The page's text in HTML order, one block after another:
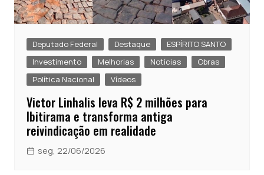
Deputado Federal Destaque
ESPÍRITO SANTO
Investimento
Melhorias Notícias
Obras
Política Nacional
Vídeos
Victor Linhalis leva R$ 2 milhões para
Ibitirama e transforma antiga
reivindicação em realidade
seg, 22/06/2026